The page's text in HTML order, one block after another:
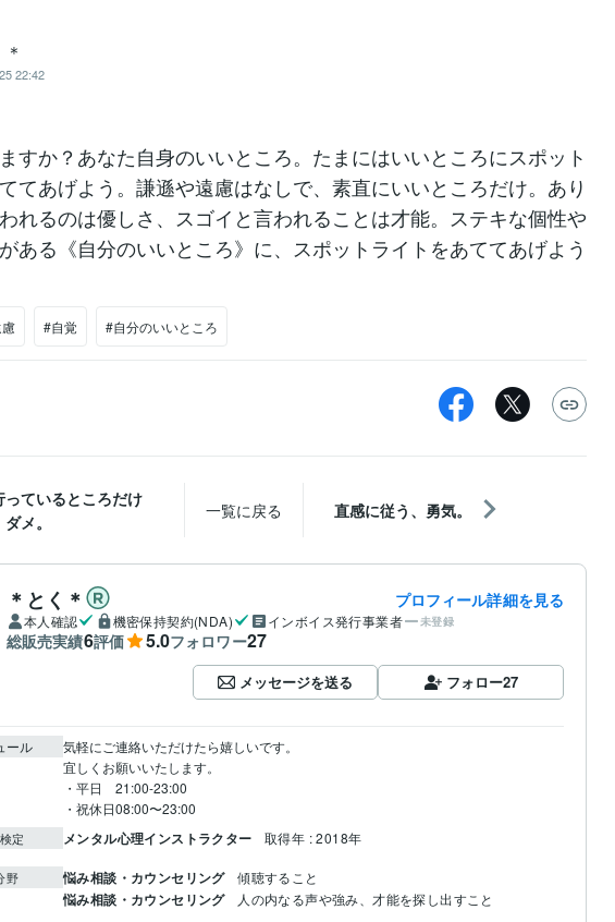
22:42
すか？あなた自身のいいところ。たまにはいいところにスポット
てあげよう。謙遜や遠慮はなしで、素直にいいところだけ。あり
れるのは優しさ、スゴイと言われることは才能。ステキな個性や
ある《自分のいいところ》に、スポットライトをあててあげよう
#自覚 #自分のいいところ
っているところだけ
メ。
一覧に戻る 直感に従う、勇気。
＊とく＊ プロフィール詳細を見る
本人確認 機密保持契約(NDA) インボイス発行事業者 未登録
総販売実績6評価 5.0フォロワー27
メッセージを送る フォロー27
ール
気軽にご連絡いただけたら嬉しいです。
宜しくお願いいたします。
・平日　21:00-23:00
・祝休日08:00〜23:00
定 メンタル心理インストラクター 取得年 : 2018年
野 悩み相談・カウンセリング 傾聴すること
悩み相談・カウンセリング 人の内なる声や強み、才能を探し出すこと